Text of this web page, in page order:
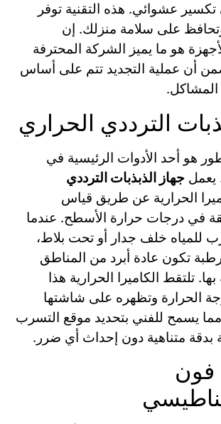
عشوائي. هذه التقنية توفر
على سلامة منزلك. إن
هو ما يميز الشركة المحترفة
أن عملية التجديد تتم على أساس
الترددي الحراري
هو أحد الأدوات الرئيسية في
يعمل جهاز الذبذبات الترددي
الحرارية عن طريق قياس
في درجات حرارة الأسطح. عندما
للمياه خلف جدار أو تحت بلاط،
تكون عادة أبرد من المناطق
تلتقط الكاميرا الحرارية هذا
الحرارة وتظهره على شاشتها
مما يسمح للفني بتحديد موقع التسرب
بدقة متناهية دون إحداث أي ضرر.
فون